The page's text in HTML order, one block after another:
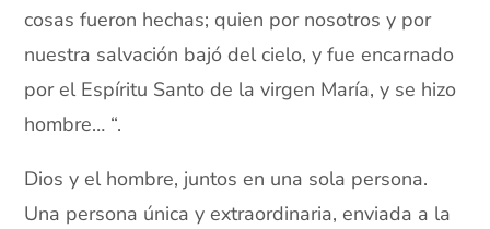
cosas fueron hechas; quien por nosotros y por
nuestra salvación bajó del cielo, y fue encarnado
por el Espíritu Santo de la virgen María, y se hizo
hombre… “.
Dios y el hombre, juntos en una sola persona.
Una persona única y extraordinaria, enviada a la